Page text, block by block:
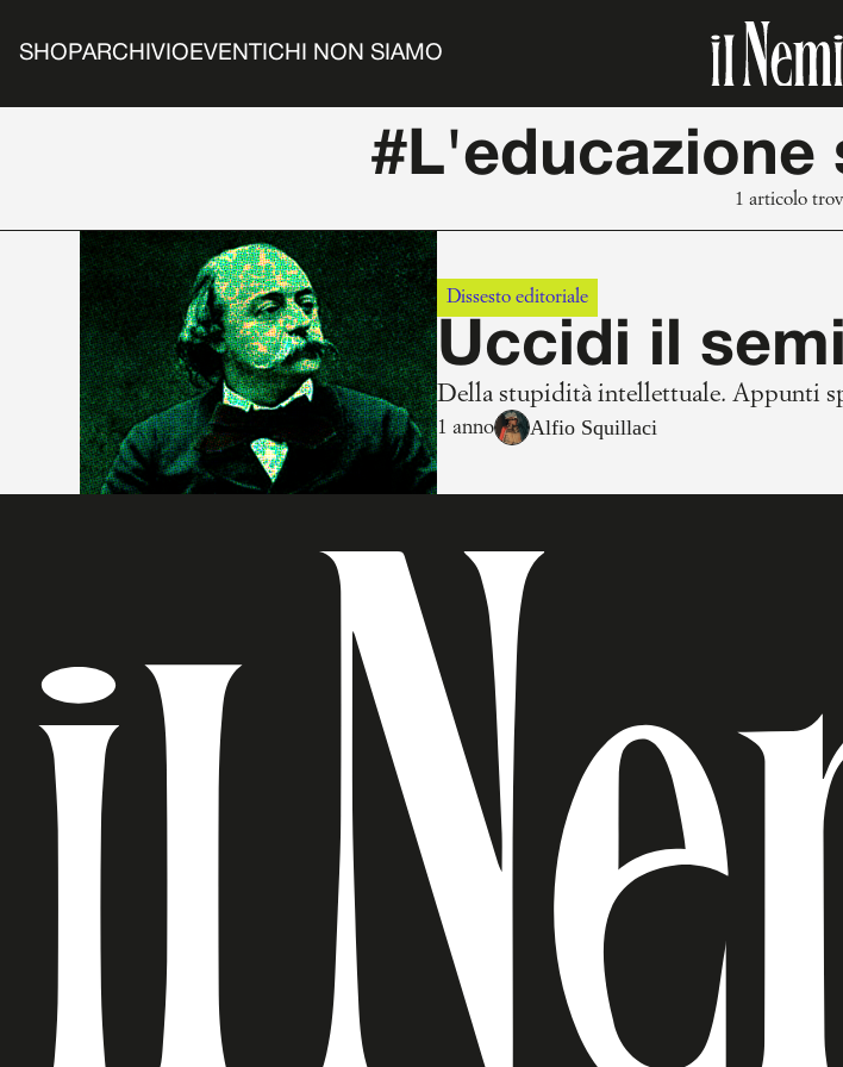
SHOPARCHIVIO EVENTI CHI NON SIAMO
#L'educazione
1 articolo
Dissesto editoriale
Uccidi il
Della stupidità intellettuale. Appunti
1 anno Alfio Squillaci